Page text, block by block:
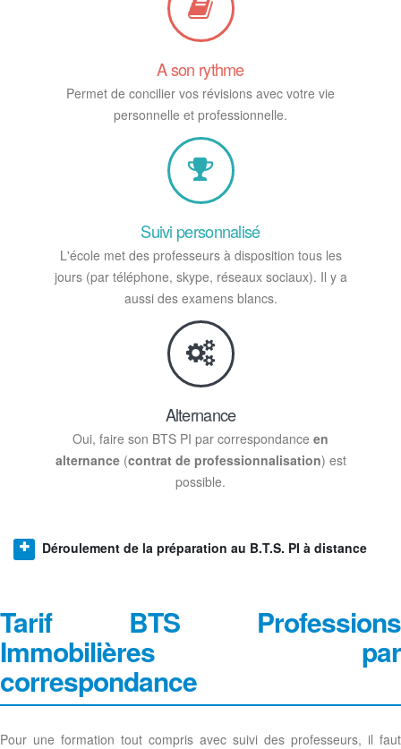
A son rythme
Permet de concilier vos révisions avec votre vie
personnelle et professionnelle.
Suivi personnalisé
L'école met des professeurs à disposition tous les
jours (par téléphone, skype, réseaux sociaux). Il y a
aussi des examens blancs.
Alternance
Oui, faire son BTS PI par correspondance en
alternance(contrat de professionnalisation) est
possible.
Déroulement de la préparation au B.T.S. PI à distance
Tarif BTS Professions
Immobilières par
correspondance
Pour une formation tout compris avec suivi des professeurs, il faut